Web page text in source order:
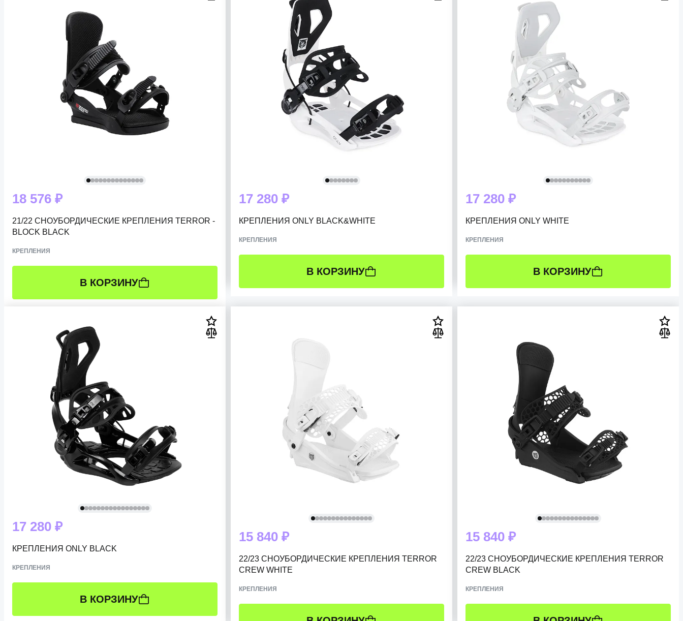
18 576 ₽
21/22 СНОУБОРДИЧЕСКИЕ КРЕПЛЕНИЯ TERROR -
BLOCK BLACK
КРЕПЛЕНИЯ
В КОРЗИНУ
L (41-46 RU) S (34-37 RU)
17 280 ₽
КРЕПЛЕНИЯ ONLY BLACK&WHITE
КРЕПЛЕНИЯ
В КОРЗИНУ
РАЗМЕР:
17 280 ₽
КРЕПЛЕНИЯ ONLY WHITE
КРЕПЛЕНИЯ
В КОРЗИНУ
РАЗМЕР:
17 280 ₽
КРЕПЛЕНИЯ ONLY BLACK
КРЕПЛЕНИЯ
В КОРЗИНУ
15 840 ₽
22/23 СНОУБОРДИЧЕСКИЕ КРЕПЛЕНИЯ TERROR
CREW WHITE
КРЕПЛЕНИЯ
15 840 ₽
22/23 СНОУБОРДИЧЕСКИЕ КРЕПЛЕНИЯ TERROR
CREW BLACK
КРЕПЛЕНИЯ